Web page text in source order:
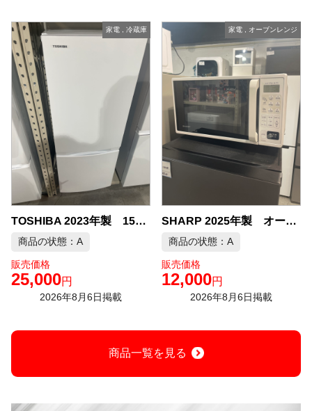
家電, 冷蔵庫
TOSHIBA 2023年製 153L 冷凍冷蔵庫 中古品販売
商品の状態：A
販売価格
25,000円
2026年8月6日掲載
家電 オーブンレンジ
SHARP 2025年製 オーブンレンジ（脚欠品） 中古品販売
商品の状態：A
販売価格
12,000円
2026年8月6日掲載
商品一覧を見る